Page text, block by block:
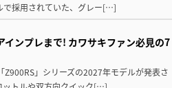
で採用されていた、グレー[…]
インプレまで! カワサキファン必見の7
」シリーズの2027年モデルが発表さ